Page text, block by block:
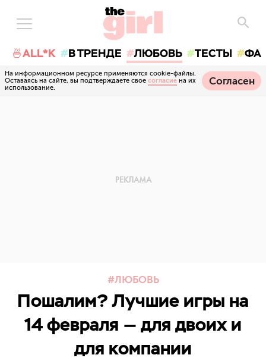
🍜ALL*K В ТРЕНДЕ ЛЮБОВЬ ТЕСТЫ
На информационном ресурсе применяются cookie-файлы.
Оставаясь на сайте, вы подтверждаете свое согласие на их
использование.
Согласен
ЛЮБОВЬ
Пошалим? Лучшие игры на
14 февраля — для двоих и
для компании